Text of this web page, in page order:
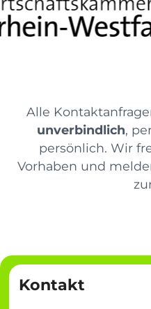
Alle
unverbindlich,
persönlich. Wir
Vorhaben und
Kontakt